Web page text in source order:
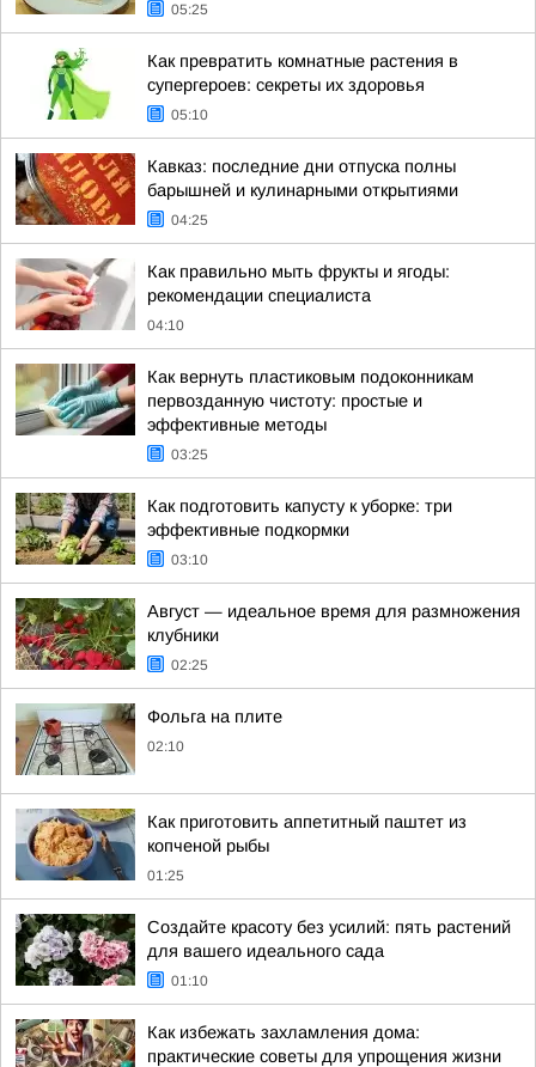
05:25
Как превратить комнатные растения в
супергероев: секреты их здоровья
05:10
Кавказ: последние дни отпуска полны
барышней и кулинарными открытиями
04:25
Как правильно мыть фрукты и ягоды:
рекомендации специалиста
04:10
Как вернуть пластиковым подоконникам
первозданную чистоту: простые и
эффективные методы
03:25
Как подготовить капусту к уборке: три
эффективные подкормки
03:10
Август — идеальное время для размножения
клубники
02:25
Фольга на плите
02:10
Как приготовить аппетитный паштет из
копченой рыбы
01:25
Создайте красоту без усилий: пять растений
для вашего идеального сада
01:10
Как избежать захламления дома:
практические советы для упрощения жизни